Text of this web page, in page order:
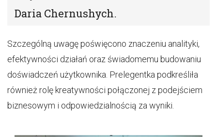
Daria Chernushych.
Szczególną uwagę poświęcono znaczeniu analityki,
efektywności działań oraz świadomemu budowaniu
doświadczeń użytkownika. Prelegentka podkreśliła
również rolę kreatywności połączonej z podejściem
biznesowym i odpowiedzialnością za wyniki.